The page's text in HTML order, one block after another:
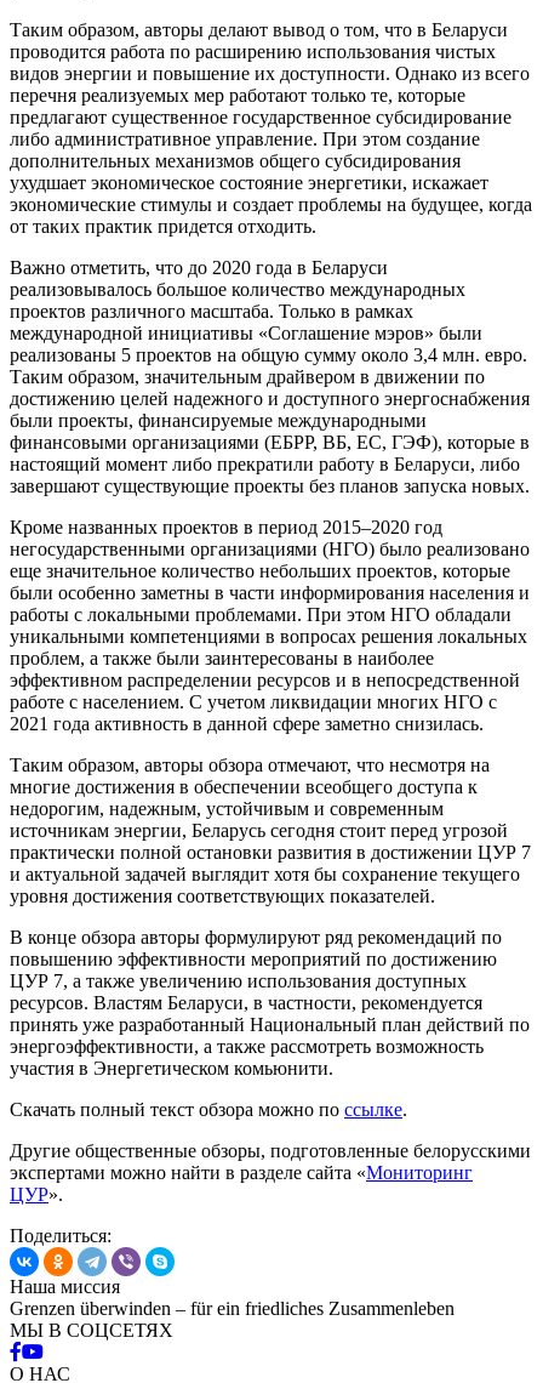
Таким образом, авторы делают вывод о том, что в Беларуси
проводится работа по расширению использования чистых
видов энергии и повышение их доступности. Однако из всего
перечня реализуемых мер работают только те, которые
предлагают существенное государственное субсидирование
либо административное управление. При этом создание
дополнительных механизмов общего субсидирования
ухудшает экономическое состояние энергетики, искажает
экономические стимулы и создает проблемы на будущее, когда
от таких практик придется отходить.
Важно отметить, что до 2020 года в Беларуси
реализовывалось большое количество международных
проектов различного масштаба. Только в рамках
международной инициативы «Соглашение мэров» были
реализованы 5 проектов на общую сумму около 3,4 млн. евро.
Таким образом, значительным драйвером в движении по
достижению целей надежного и доступного энергоснабжения
были проекты, финансируемые международными
финансовыми организациями (ЕБРР, ВБ, ЕС, ГЭФ), которые в
настоящий момент либо прекратили работу в Беларуси, либо
завершают существующие проекты без планов запуска новых.
Кроме названных проектов в период 2015–2020 год
негосударственными организациями (НГО) было реализовано
еще значительное количество небольших проектов, которые
были особенно заметны в части информирования населения и
работы с локальными проблемами. При этом НГО обладали
уникальными компетенциями в вопросах решения локальных
проблем, а также были заинтересованы в наиболее
эффективном распределении ресурсов и в непосредственной
работе с населением. С учетом ликвидации многих НГО с
2021 года активность в данной сфере заметно снизилась.
Таким образом, авторы обзора отмечают, что несмотря на
многие достижения в обеспечении всеобщего доступа к
недорогим, надежным, устойчивым и современным
источникам энергии, Беларусь сегодня стоит перед угрозой
практически полной остановки развития в достижении ЦУР 7
и актуальной задачей выглядит хотя бы сохранение текущего
уровня достижения соответствующих показателей.
В конце обзора авторы формулируют ряд рекомендаций по
повышению эффективности мероприятий по достижению
ЦУР 7, а также увеличению использования доступных
ресурсов. Властям Беларуси, в частности, рекомендуется
принять уже разработанный Национальный план действий по
энергоэффективности, а также рассмотреть возможность
участия в Энергетическом комьюнити.
Скачать полный текст обзора можно по ссылке.
Другие общественные обзоры, подготовленные белорусскими
экспертами можно найти в разделе сайта «Мониторинг
ЦУР».
Поделиться:
Наша миссия
Grenzen überwinden – für ein friedliches Zusammenleben
МЫ В СОЦСЕТЯХ
О НАС